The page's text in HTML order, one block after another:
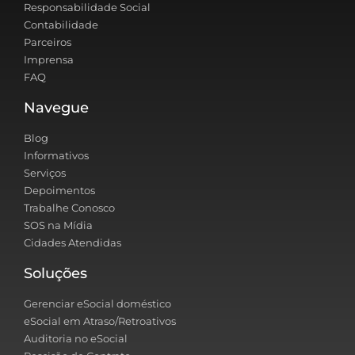
Responsabilidade Social
Contabilidade
Parceiros
Imprensa
FAQ
Navegue
Blog
Informativos
Serviços
Depoimentos
Trabalhe Conosco
SOS na Mídia
Cidades Atendidas
Soluções
Gerenciar eSocial doméstico
eSocial em Atraso/Retroativos
Auditoria no eSocial